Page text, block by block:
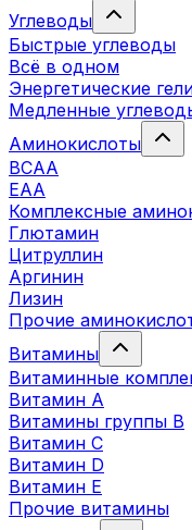
Углеводы
Быстрые углеводы
Всё в одном
Энергетические
Медленные
Аминокислоты
BCAA
EAA
Комплексные
Глютамин
Цитруллин
Аргинин
Лизин
Прочие
Витамины
Витаминные
Витамин А
Витамины группы В
Витамин C
Витамин D
Витамин Е
Прочие витамины